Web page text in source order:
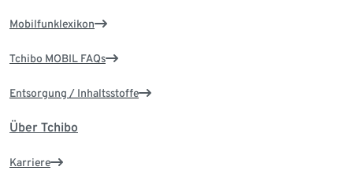
Mobilfunklexikon
Tchibo MOBIL FAQs
Entsorgung / Inhaltsstoffe
Über Tchibo
Karriere